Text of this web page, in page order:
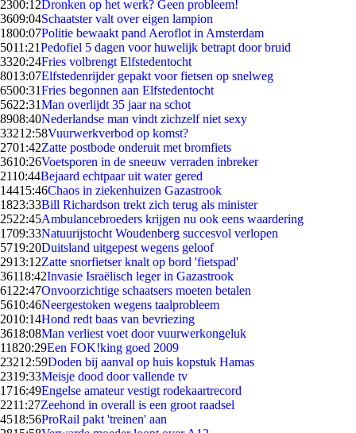
2300:12Dronken op het werk? Geen probleem!
3609:04Schaatster valt over eigen lampion
1800:07Politie bewaakt pand Aeroflot in Amsterdam
5011:21Pedofiel 5 dagen voor huwelijk betrapt door bruid
3320:24Fries volbrengt Elfstedentocht
8013:07Elfstedenrijder gepakt voor fietsen op snelweg
6500:31Fries begonnen aan Elfstedentocht
5622:31Man overlijdt 35 jaar na schot
8908:40Nederlandse man vindt zichzelf niet sexy
33212:58Vuurwerkverbod op komst?
2701:42Zatte postbode onderuit met bromfiets
3610:26Voetsporen in de sneeuw verraden inbreker
2110:44Bejaard echtpaar uit water gered
14415:46Chaos in ziekenhuizen Gazastrook
1823:33Bill Richardson trekt zich terug als minister
2522:45Ambulancebroeders krijgen nu ook eens waardering
1709:33Natuurijstocht Woudenberg succesvol verlopen
5719:20Duitsland uitgepest wegens geloof
2913:12Zatte snorfietser knalt op bord 'fietspad'
36118:42Invasie Israëlisch leger in Gazastrook
61 22:47Onvoorzichtige schaatsers moeten betalen
5610:46Neergestoken wegens taalprobleem
2010:14Hond redt baas van bevriezing
3618:08Man verliest voet door vuurwerkongeluk
11820:29Een FOK!king goed 2009
23212:59Doden bij aanval op huis kopstuk Hamas
2319:33Meisje dood door vallende tv
1716:49Engelse amateur vestigt rodekaartrecord
2211:27Zeehond in overall is een groot raadsel
4518:56ProRail pakt 'treinen' aan